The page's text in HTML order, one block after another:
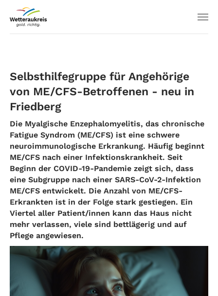
Selbsthilfegruppe für Angehörige
von ME/CFS-Betroffenen - neu in
Friedberg
Die Myalgische Enzephalomyelitis, das chronische
Fatigue Syndrom (ME/CFS) ist eine schwere
neuroimmunologische Erkrankung. Häufig beginnt
ME/CFS nach einer Infektionskrankheit. Seit
Beginn der COVID-19-Pandemie zeigt sich, dass
eine Subgruppe nach einer SARS-CoV-2-Infektion
ME/CFS entwickelt. Die Anzahl von ME/CFS-
Erkrankten ist in der Folge stark gestiegen. Ein
Viertel aller Patient/innen kann das Haus nicht
mehr verlassen, viele sind bettlägerig und auf
Pflege angewiesen.